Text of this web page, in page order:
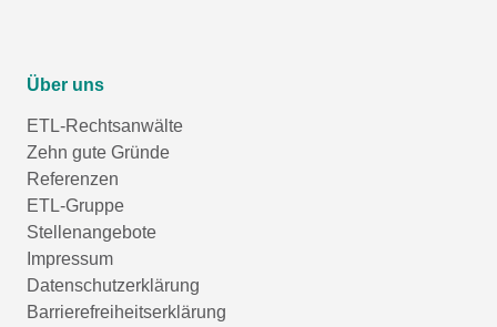
Über uns
ETL-Rechtsanwälte
Zehn gute Gründe
Referenzen
ETL-Gruppe
Stellenangebote
Impressum
Datenschutzerklärung
Barrierefreiheitserklärung